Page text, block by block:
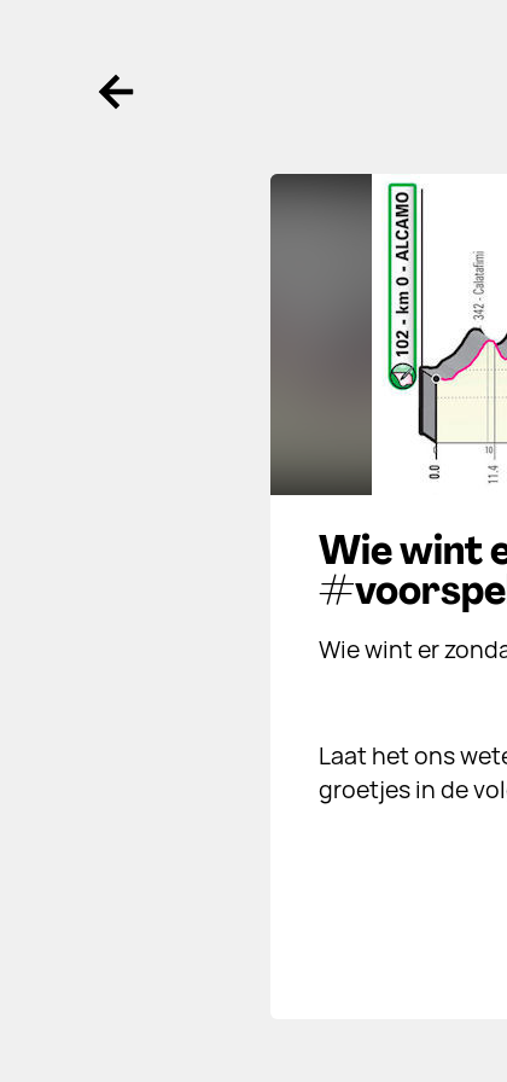
Ga terug
Wie wint
Wie wint er
Laat het ons
groetjes in de